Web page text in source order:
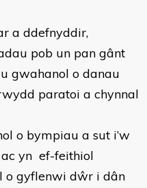
a ddefnyddir,
pob un pan gânt
gwahanol o danau
paratoi a chynnal
o bympiau a sut i’w
ac yn ef-feithiol
o gyflenwi dŵr i dân